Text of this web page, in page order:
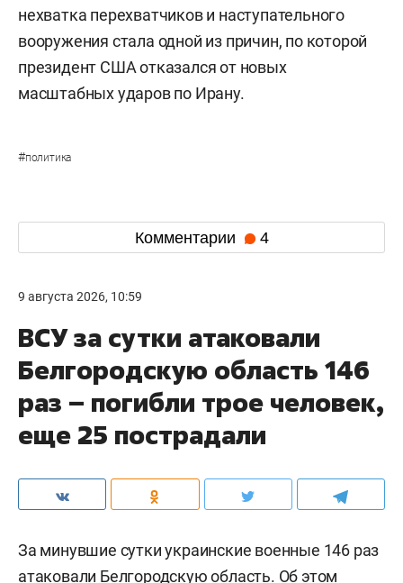
нехватка перехватчиков и наступательного
вооружения стала одной из причин, по которой
президент США отказался от новых
масштабных ударов по Ирану.
#политика
Комментарии 4
9 августа 2026, 10:59
ВСУ за сутки атаковали
Белгородскую область 146
раз – погибли трое человек,
еще 25 пострадали
За минувшие сутки украинские военные 146 раз
атаковали Белгородскую область. Об этом